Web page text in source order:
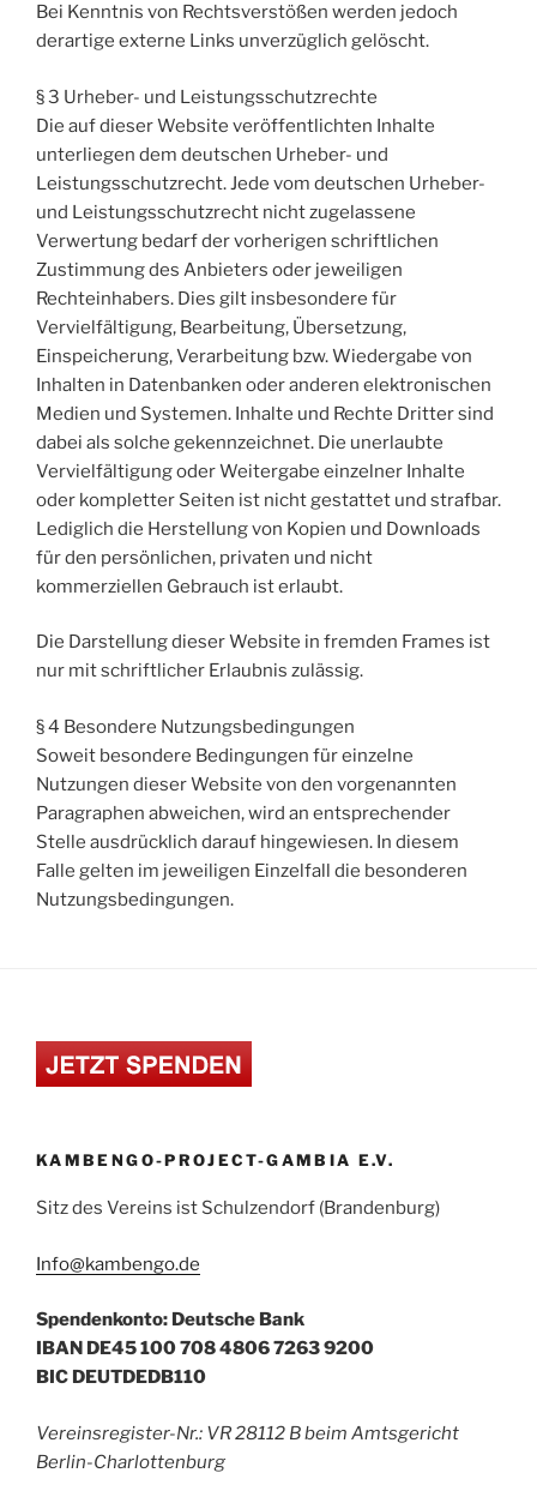
Bei Kenntnis von Rechtsverstößen werden jedoch
derartige externe Links unverzüglich gelöscht.
§ 3 Urheber- und Leistungsschutzrechte
Die auf dieser Website veröffentlichten Inhalte
unterliegen dem deutschen Urheber- und
Leistungsschutzrecht. Jede vom deutschen Urheber-
und Leistungsschutzrecht nicht zugelassene
Verwertung bedarf der vorherigen schriftlichen
Zustimmung des Anbieters oder jeweiligen
Rechteinhabers. Dies gilt insbesondere für
Vervielfältigung, Bearbeitung, Übersetzung,
Einspeicherung, Verarbeitung bzw. Wiedergabe von
Inhalten in Datenbanken oder anderen elektronischen
Medien und Systemen. Inhalte und Rechte Dritter sind
dabei als solche gekennzeichnet. Die unerlaubte
Vervielfältigung oder Weitergabe einzelner Inhalte
oder kompletter Seiten ist nicht gestattet und strafbar.
Lediglich die Herstellung von Kopien und Downloads
für den persönlichen, privaten und nicht
kommerziellen Gebrauch ist erlaubt.
Die Darstellung dieser Website in fremden Frames ist
nur mit schriftlicher Erlaubnis zulässig.
§ 4 Besondere Nutzungsbedingungen
Soweit besondere Bedingungen für einzelne
Nutzungen dieser Website von den vorgenannten
Paragraphen abweichen, wird an entsprechender
Stelle ausdrücklich darauf hingewiesen. In diesem
Falle gelten im jeweiligen Einzelfall die besonderen
Nutzungsbedingungen.
KAMBENGO-PROJECT-GAMBIA E.V.
Sitz des Vereins ist Schulzendorf (Brandenburg)
Info@kambengo.de
Spendenkonto: Deutsche Bank
IBAN DE45 100 708 4806 7263 9200
BIC DEUTDEDB110
Vereinsregister-Nr.: VR 28112 B beim Amtsgericht
Berlin-Charlottenburg